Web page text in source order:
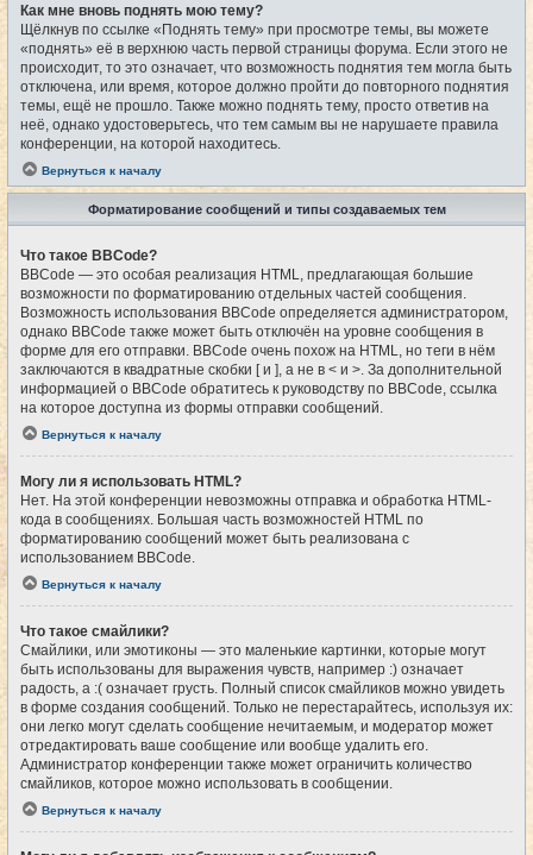
Как мне вновь поднять мою тему?
Щёлкнув по ссылке «Поднять тему» при просмотре темы, вы можете
«поднять» её в верхнюю часть первой страницы форума. Если этого не
происходит, то это означает, что возможность поднятия тем могла быть
отключена, или время, которое должно пройти до повторного поднятия
темы, ещё не прошло. Также можно поднять тему, просто ответив на
неё, однако удостоверьтесь, что тем самым вы не нарушаете правила
конференции, на которой находитесь.
Вернуться к началу
Форматирование сообщений и типы создаваемых тем
Что такое BBCode?
BBCode — это особая реализация HTML, предлагающая большие
возможности по форматированию отдельных частей сообщения.
Возможность использования BBCode определяется администратором,
однако BBCode также может быть отключён на уровне сообщения в
форме для его отправки. BBCode очень похож на HTML, но теги в нём
заключаются в квадратные скобки [ и ], а не в < и >. За дополнительной
информацией о BBCode обратитесь к руководству по BBCode, ссылка
на которое доступна из формы отправки сообщений.
Вернуться к началу
Могу ли я использовать HTML?
Нет. На этой конференции невозможны отправка и обработка HTML-
кода в сообщениях. Большая часть возможностей HTML по
форматированию сообщений может быть реализована с
использованием BBCode.
Вернуться к началу
Что такое смайлики?
Смайлики, или эмотиконы — это маленькие картинки, которые могут
быть использованы для выражения чувств, например :) означает
радость, а :( означает грусть. Полный список смайликов можно увидеть
в форме создания сообщений. Только не перестарайтесь, используя их:
они легко могут сделать сообщение нечитаемым, и модератор может
отредактировать ваше сообщение или вообще удалить его.
Администратор конференции также может ограничить количество
смайликов, которое можно использовать в сообщении.
Вернуться к началу